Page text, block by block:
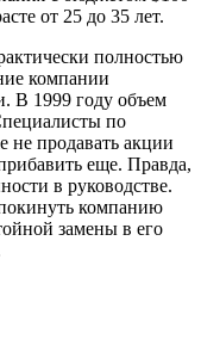
от 25 до 35 лет.
полностью
компании
В 1999 году объем
по
не продавать акции
еще. Правда,
в руководстве.
компанию
замены в его